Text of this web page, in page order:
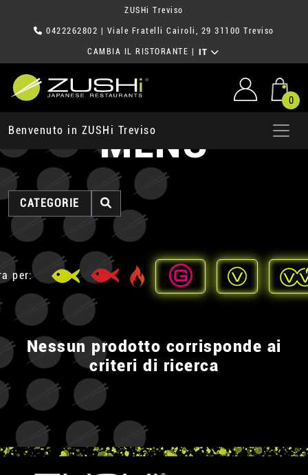
ZUSHi Treviso
0422262802 | Viale Fratelli Cairoli, 29 31100 Treviso
CAMBIA IL RISTORANTE IT
0
Benvenuto in ZUSHi TrevisoMENU
CATEGORIE
per:
Nessun prodotto corrisponde ai
criteri di ricerca